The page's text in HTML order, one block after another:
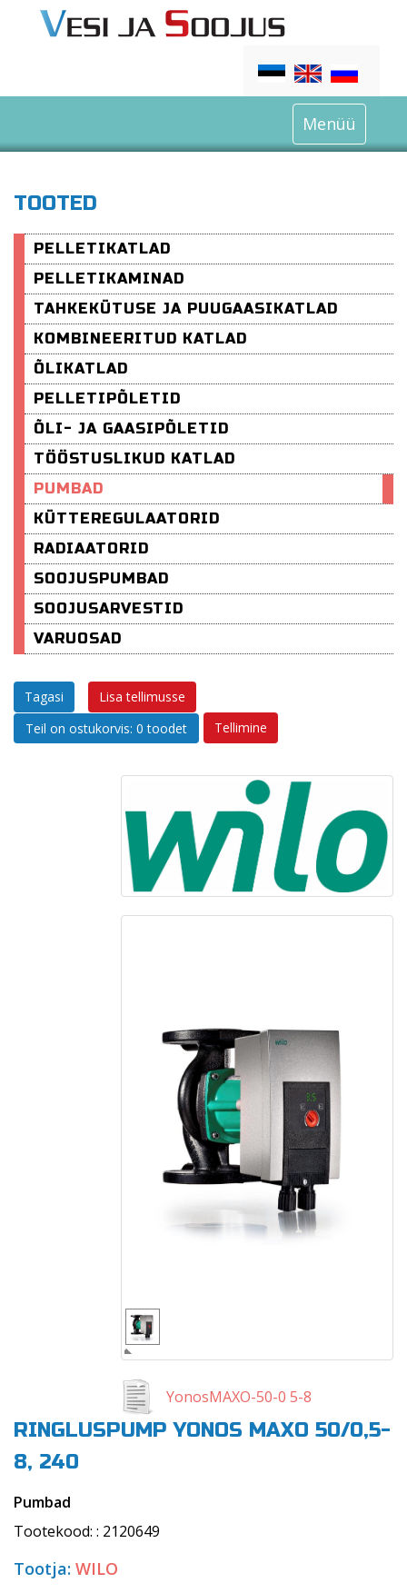
Menüü
TOOTED
PELLETIKATLAD
PELLETIKAMINAD
TAHKEKÜTUSE JA PUUGAASIKATLAD
KOMBINEERITUD KATLAD
ÕLIKATLAD
PELLETIPÕLETID
ÕLI- JA GAASIPÕLETID
TÖÖSTUSLIKUD KATLAD
PUMBAD
KÜTTEREGULAATORID
RADIAATORID
SOOJUSPUMBAD
SOOJUSARVESTID
VARUOSAD
Tagasi
Lisa tellimusse
Teil on ostukorvis: 0 toodet
Tellimine
YonosMAXO-50-0 5-8
RINGLUSPUMP YONOS MAXO 50/0,5-
8, 240
Pumbad
Tootekood: : 2120649
Tootja: WILO